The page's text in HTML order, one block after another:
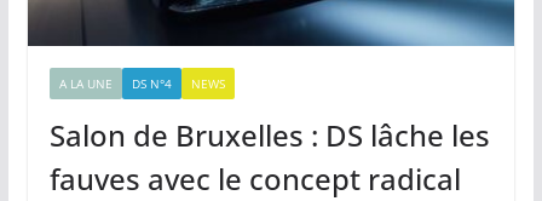
A LA UNE DS N°4 NEWS
Salon de Bruxelles : DS lâche les
fauves avec le concept radical